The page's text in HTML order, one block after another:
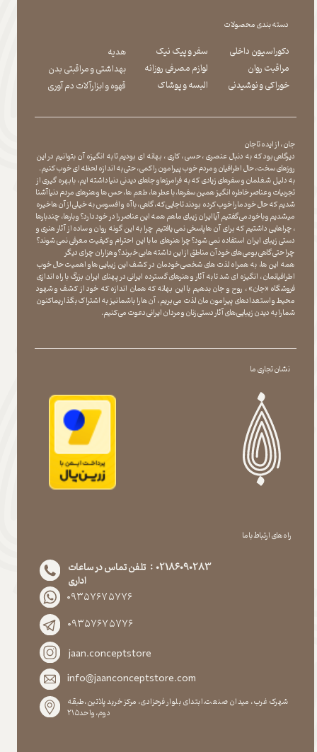
دسته بندی محصولات
دکوراسیون داخلی
مراقبت روان
​​​​​​​خوراکی و نوشیدنی
سفر و پیک نیک
لوازم مصرفی روزانه
​​​​​​​البسه و پوشاک
هدیه
بهداشتی و مراقبتی بدن
​​​​​​​قهوه و ابزارآلات دم آوری
نشان تجاری ما
جان ، از ایده تا جان
دیرگاهی بود که به دنبال عنصری ، حسی ، کاری ، بهانه ای بودیم تا به انگیزه آن بتوانیم در این
روزهای سخت ، حال اطرافیان و مردم خوب پیرامون را کمی ، حتی به اندازه لحظه ای خوب کنیم.
به دلیل شغلمان و سفرهای زیادی که به فرامرزها و جاهای دیدنی دنیا داشته ایم، با بهره گیری از
تجربیات و عناصر خاطره انگیز همین سفرها ، با عطر ها ، طعم ها ، حس ها و هنرهای مردم دنیا آشنا
شدیم که حال خود ما را خوب کرده بودند تا جایی که، گاهی ، با آه و افسوس به خیلی از آن ها خیره
میشدیم و با خود می گفتیم آیا ایران زیبای ما هم همه این عناصر را در خود دارد؟ و بارها ، چندبارها
، چراهایی داشتیم که برای آن ها پاسخی نمی یافتیم چرا به این گونه روان و ساده از آثار هنری و
دستی زیبای ایران استفاده نمی شود؟چرا هنرهای ما با این احترام و کیفیت معرفی نمی شوند؟
چرا حتی گاهی بومی های خود آن مناطق از این داشته ها بی خبرند؟و هزاران چرای دیگر
​​​​​​​ همه این ها، به همراه لذت های شخصی خودمان در کشف این زیبایی ها و اهمیت حال خوب
اطرافیانمان ، انگیزه ای شد تا به آثار و هنرهای گسترده ایرانی در پهنای ایران بزرگ با راه اندازی
فروشگاه «جان» ، روح و جان بدهیم با این بهانه که همان اندازه که خود از کشف و شهود
محیط و استعدادهای پیرامون مان لذت می بریم ، آن ها را با شما نیز به اشتراک بگذاریماکنون
شما را به دیدن زیبایی های آثار دستی زنان و مردان ایرانی دعوت می کنیم.
راه های ارتباط با ما
02186090283 : تلفن تماس در ساعات
اداری
۰۹۳۵۷۶۷۵۷۷۶
۰۹۳۵۷۶۷۵۷۷۶
jaan.conceptstore
info@jaanconceptstore.com
شهرک غرب، میدان صنعت،ابتدای بلوار فرحزادی، مرکز خرید پلاتین،طبقه
دوم،واحد۲۱۵